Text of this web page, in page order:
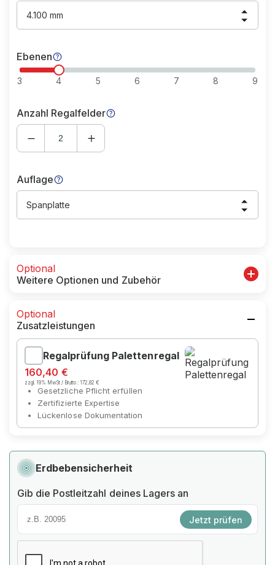
4.100 mm
Ebenen
3 4 5 6 7 8 9
Anzahl Regalfelder
Auflage
Spanplatte
Optional
Weitere Optionen und Zubehör
Optional
Zusatzleistungen
Regalprüfung Palettenregal
160,40 €
zzgl. 19% MwSt / Brutto :172,82 €
Gesetzliche Pflicht erfüllen
Zertifizierte Expertise
Lückenlose Dokumentation
Erdbebensicherheit
Gib die Postleitzahl deines Lagers an
Jetzt prüfen